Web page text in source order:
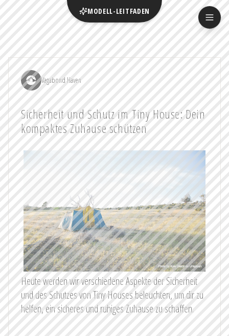
Vagabond Haven
Sicherheit und Schutz im Tiny House: Dein
kompaktes Zuhause schützen
Heute werden wir verschiedene Aspekte der Sicherheit
und des Schutzes von Tiny Houses beleuchten, um dir zu
helfen, ein sicheres und ruhiges Zuhause zu schaffen.
MODELL-LEITFADEN